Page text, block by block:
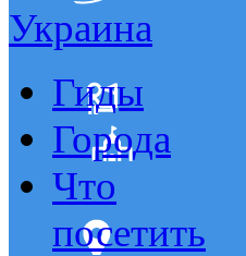
Украина
Гиды
Города
Что
посетить